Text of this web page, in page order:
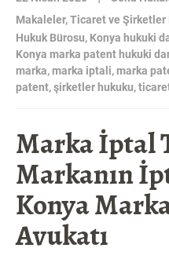
Makaleler,Ticaret ve Şirketler
Hukuk Bürosu, Konya hukuki
Konya marka patent hukuki
marka,marka iptali,marka
patent,şirketler hukuku,
Marka İptal
Markanın
Konya
Avukatı